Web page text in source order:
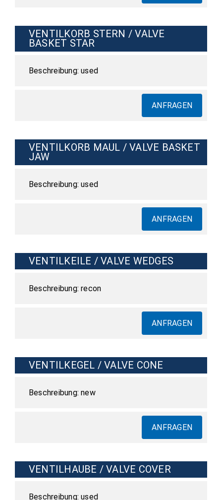
VENTILKORB STERN / VALVE
BASKET STAR
used
ANFRAGEN
VENTILKORB MAUL / VALVE BASKET
JAW
used
ANFRAGEN
VENTILKEILE / VALVE WEDGES
recon
ANFRAGEN
VENTILKEGEL / VALVE CONE
new
ANFRAGEN
VENTILHAUBE / VALVE COVER
used